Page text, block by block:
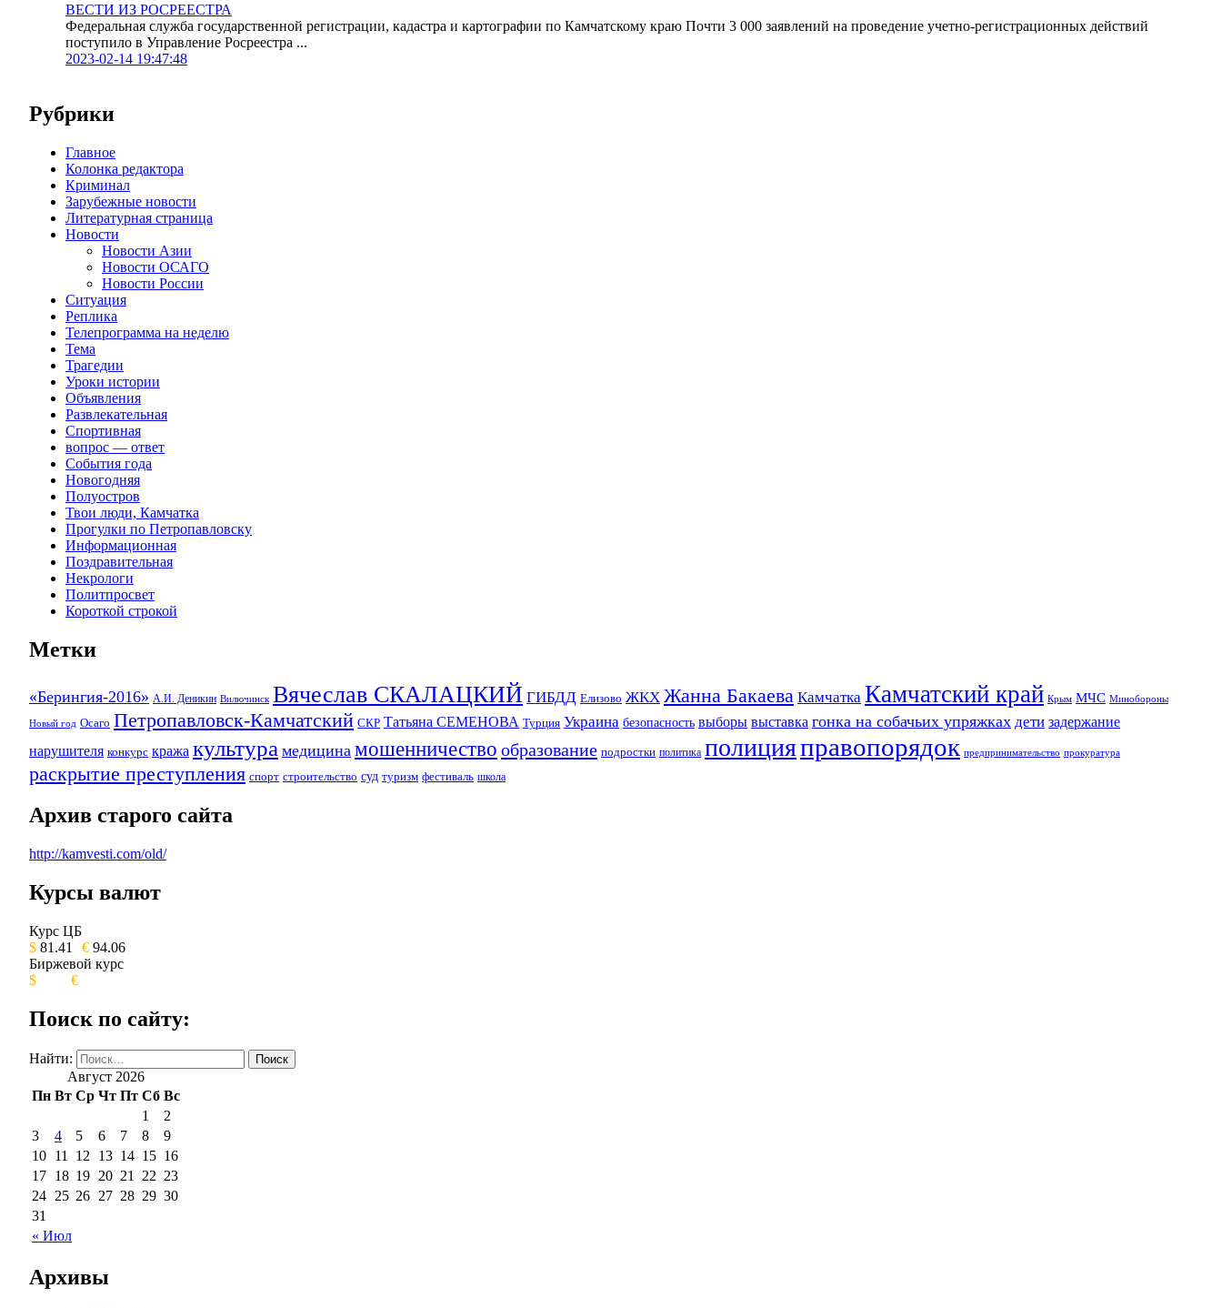
ВЕСТИ ИЗ РОСРЕЕСТРА
Федеральная служба государственной регистрации, кадастра и картографии по Камчатскому краю Почти 3 000 заявлений на проведение учетно-регистрационных действий
поступило в Управление Росреестра ...
2023-02-14 19:47:48
Рубрики
Главное
Колонка редактора
Криминал
Зарубежные новости
Литературная страница
Новости
Новости Азии
Новости ОСАГО
Новости России
Ситуация
Реплика
Телепрограмма на неделю
Тема
Трагедии
Уроки истории
Объявления
Развлекательная
Спортивная
вопрос — ответ
События года
Новогодняя
Полуостров
Твои люди, Камчатка
Прогулки по Петропавловску
Информационная
Поздравительная
Некрологи
Политпросвет
Короткой строкой
Метки
«Берингия-2016» А.И. Деникин Вилючинск Вячеслав СКАЛАЦКИЙ ГИБДД Елизово ЖКХ Жанна Бакаева Камчатка Камчатский край Крым МЧС Минобороны
Новый год Осаго Петропавловск-Камчатский СКР Татьяна СЕМЕНОВА Турция Украина безопасность выборы выставка гонка на собачьих упряжках дети задержание
нарушителя конкурс кража культура медицина мошенничество образование подростки политика полицияправопорядок предпринимательство прокуратура
раскрытие преступления спорт строительство суд туризм фестиваль школа
Архив старого сайта
http://kamvesti.com/old/
ОБЩЕСТВЕННО-ПОЛИТИЧЕСКОЕ ИЗДАНИЕ КАМЧАТСКОГО КРАЯ.
Курсы валют
Курс ЦБ
$ 81.41 € 94.06
Биржевой курс
$
€
Поиск по сайту:
Найти:
Август 2026
Пн Вт Ср Чт Пт Сб Вс
« Июл
1
2
3
4 5 6 7 8
9
10 11 12 13 14 15 16
17 18 19 20 21 22 23
24 25 26 27 28 29 30
31
Архивы